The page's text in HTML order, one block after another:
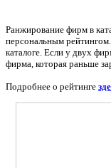
Ранжирование фирм в
персональным
каталоге. Если у двух
фирма, которая раньше
Подробнее о рейтинге